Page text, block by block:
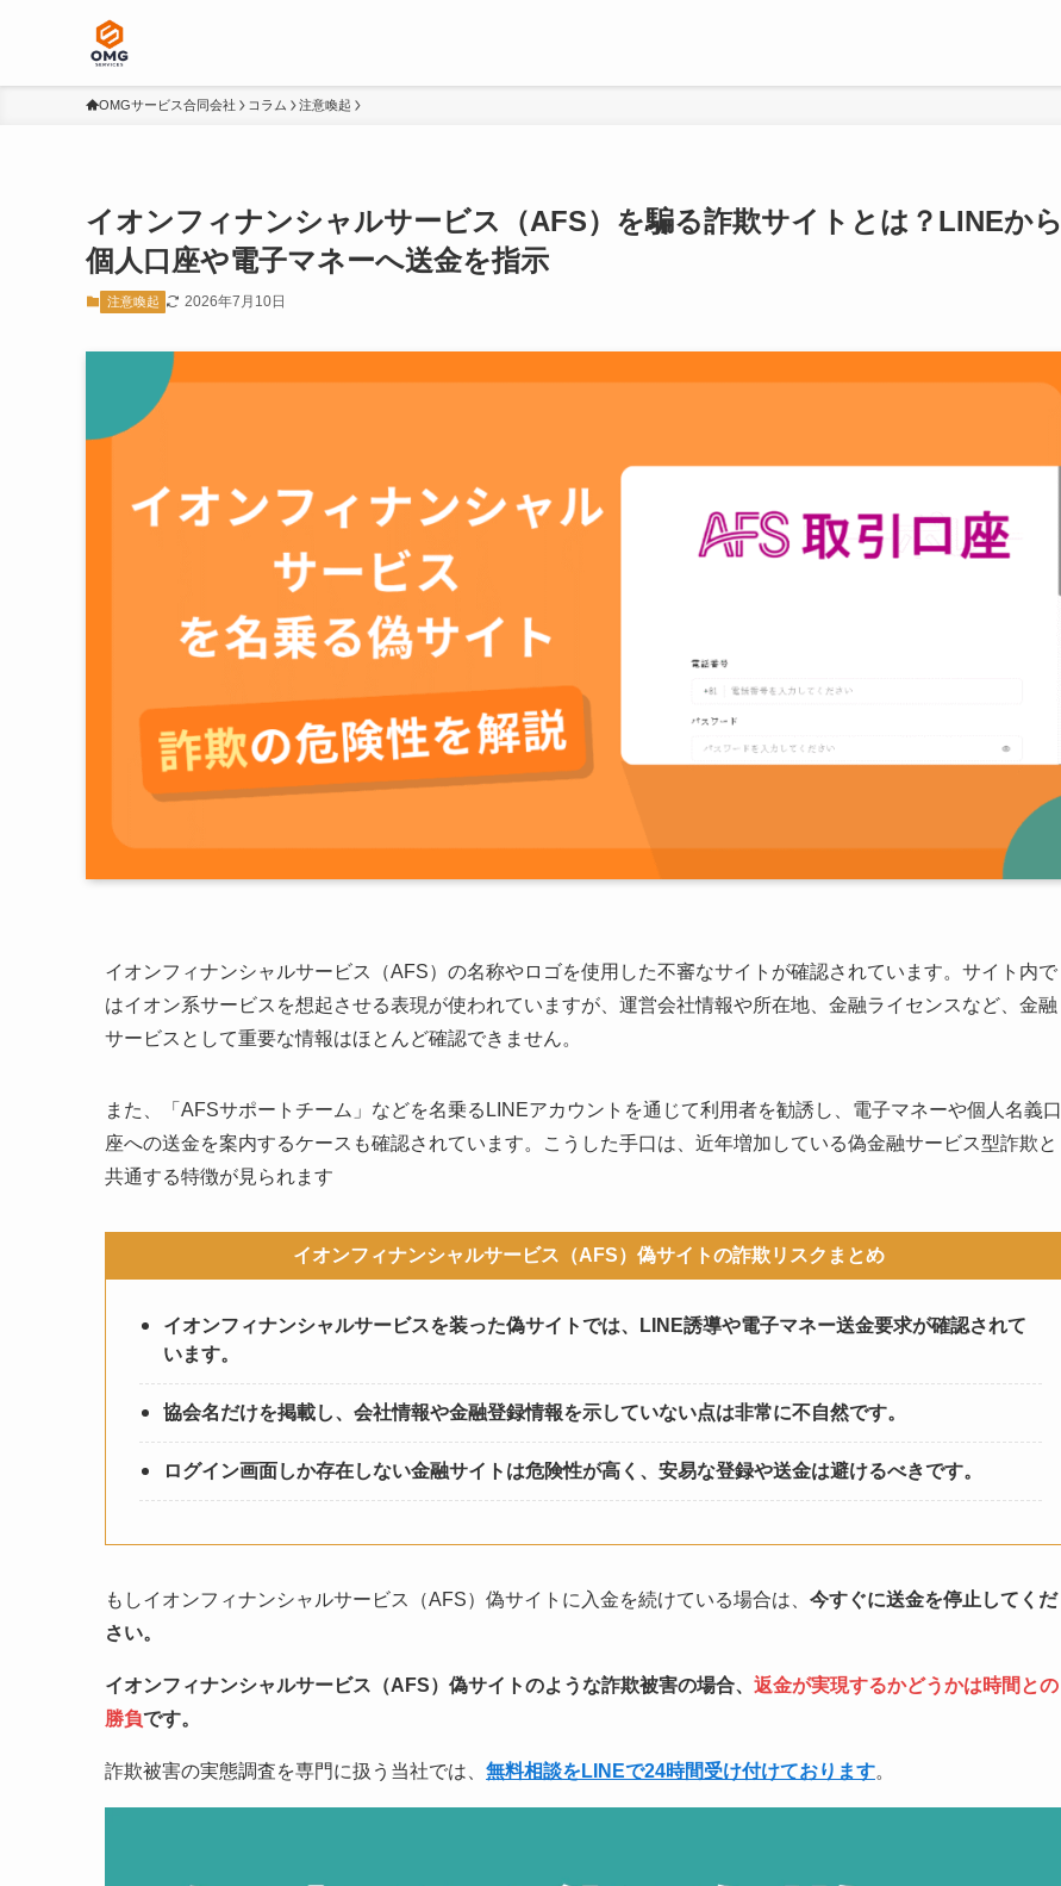
OMGサービス合同会社 コラム 注意喚起
イオンフィナンシャルサービス（AFS）を騙る詐欺サイトとは？LINEから
個人口座や電子マネーへ送金を指示
注意喚起 2026年7月10日
イオンフィナンシャルサービス（AFS）の名称やロゴを使用した不審なサイトが確認されています。サイト内で
はイオン系サービスを想起させる表現が使われていますが、運営会社情報や所在地、金融ライセンスなど、金融
サービスとして重要な情報はほとんど確認できません。
また、「AFSサポートチーム」などを名乗るLINEアカウントを通じて利用者を勧誘し、電子マネーや個人名義口
座への送金を案内するケースも確認されています。こうした手口は、近年増加している偽金融サービス型詐欺と
共通する特徴が見られます
イオンフィナンシャルサービス（AFS）偽サイトの詐欺リスクまとめ
イオンフィナンシャルサービスを装った偽サイトでは、LINE誘導や電子マネー送金要求が確認されて
います。
協会名だけを掲載し、会社情報や金融登録情報を示していない点は非常に不自然です。
ログイン画面しか存在しない金融サイトは危険性が高く、安易な登録や送金は避けるべきです。
もしイオンフィナンシャルサービス（AFS）偽サイトに入金を続けている場合は、 今すぐに送金を停止してくだ
さい。
イオンフィナンシャルサービス（AFS）偽サイトのような詐欺被害の場合、 返金が実現するかどうかは時間との
勝負です。
詐欺被害の実態調査を専門に扱う当社では、 無料相談をLINEで24時間受け付けております。